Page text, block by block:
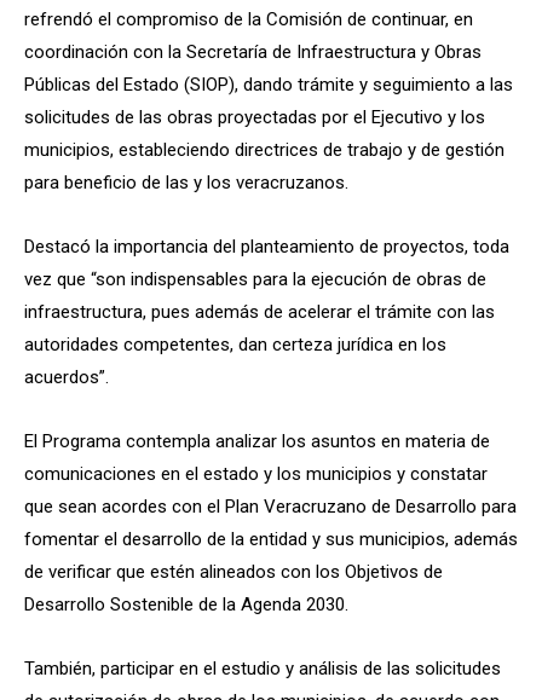
refrendó el compromiso de la Comisión de continuar, en
coordinación con la Secretaría de Infraestructura y Obras
Públicas del Estado (SIOP), dando trámite y seguimiento a las
solicitudes de las obras proyectadas por el Ejecutivo y los
municipios, estableciendo directrices de trabajo y de gestión
para beneficio de las y los veracruzanos.
Destacó la importancia del planteamiento de proyectos, toda
vez que “son indispensables para la ejecución de obras de
infraestructura, pues además de acelerar el trámite con las
autoridades competentes, dan certeza jurídica en los
acuerdos”.
El Programa contempla analizar los asuntos en materia de
comunicaciones en el estado y los municipios y constatar
que sean acordes con el Plan Veracruzano de Desarrollo para
fomentar el desarrollo de la entidad y sus municipios, además
de verificar que estén alineados con los Objetivos de
Desarrollo Sostenible de la Agenda 2030.
También, participar en el estudio y análisis de las solicitudes